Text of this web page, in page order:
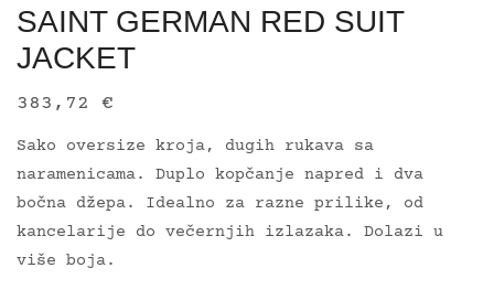
SAINT GERMAN RED SUIT
JACKET
383,72 €
Sako oversize kroja, dugih rukava sa
naramenicama. Duplo kopčanje napred i dva
bočna džepa. Idealno za razne prilike, od
kancelarije do večernjih izlazaka. Dolazi u
više boja.